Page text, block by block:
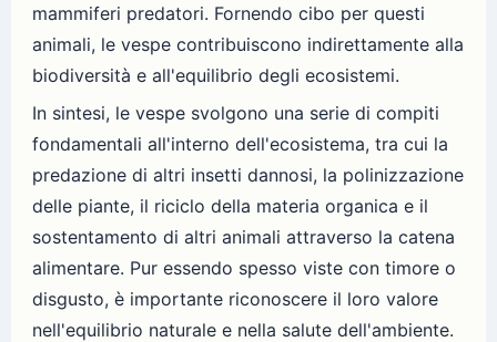
mammiferi predatori. Fornendo cibo per questi
animali, le vespe contribuiscono indirettamente alla
biodiversità e all'equilibrio degli ecosistemi.
In sintesi, le vespe svolgono una serie di compiti
fondamentali all'interno dell'ecosistema, tra cui la
predazione di altri insetti dannosi, la polinizzazione
delle piante, il riciclo della materia organica e il
sostentamento di altri animali attraverso la catena
alimentare. Pur essendo spesso viste con timore o
disgusto, è importante riconoscere il loro valore
nell'equilibrio naturale e nella salute dell'ambiente.